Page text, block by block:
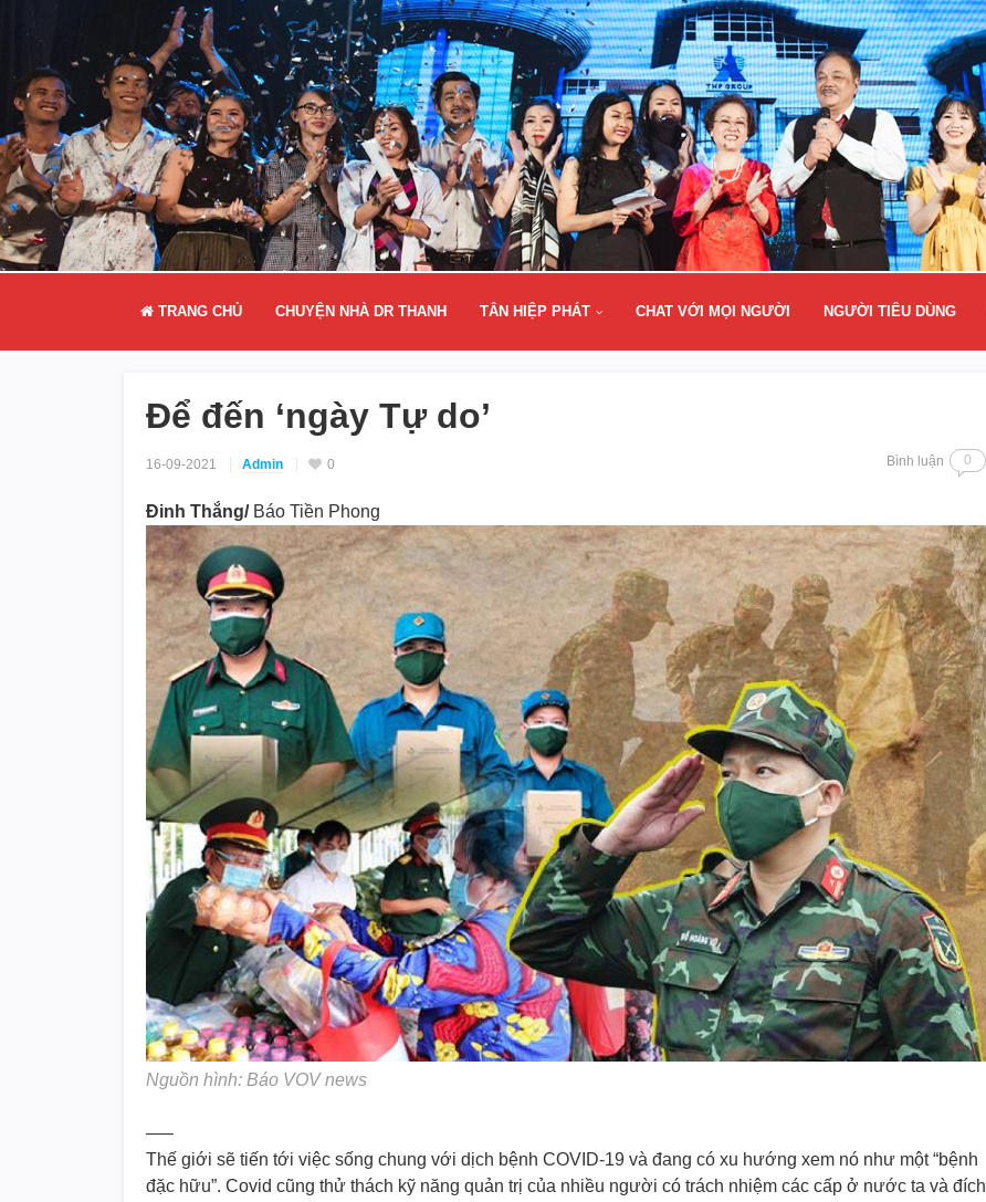
TRANG CHỦ CHUYỆN NHÀ DR THANH TÂN HIỆP PHÁT CHAT VỚI MỌI NGƯỜI NGƯỜI TIÊU DÙNG
Để đến ‘ngày Tự do’
16-09-2021 Admin 0 Bình luận 0
Đinh Thắng/Báo Tiền Phong
Nguồn hình: Báo VOV news
—–
Thế giới sẽ tiến tới việc sống chung với dịch bệnh COVID-19 và đang có xu hướng xem nó như một “bệnh
đặc hữu”. Covid cũng thử thách kỹ năng quản trị của nhiều người có trách nhiệm các cấp ở nước ta và đích